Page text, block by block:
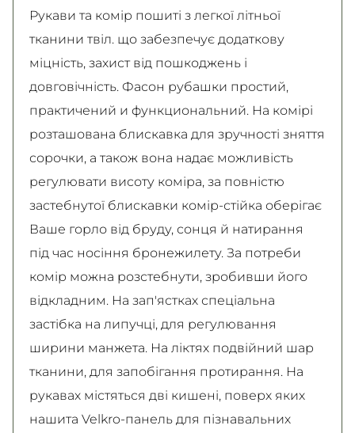
Рукави та комір пошиті з легкої літньої
тканини твіл. що забезпечує додаткову
міцність, захист від пошкоджень і
довговічність. Фасон рубашки простий,
практичений и функциональний. На комірі
розташована блискавка для зручності зняття
сорочки, а також вона надає можливість
регулювати висоту коміра, за повністю
застебнутої блискавки комір-стійка оберігає
Ваше горло від бруду, сонця й натирання
під час носіння бронежилету. За потреби
комір можна розстебнути, зробивши його
відкладним. На зап'ястках спеціальна
застібка на липучці, для регулювання
ширини манжета. На ліктях подвійний шар
тканини, для запобігання протирання. На
рукавах містяться дві кишені, поверх яких
нашита Velkro-панель для пізнавальних